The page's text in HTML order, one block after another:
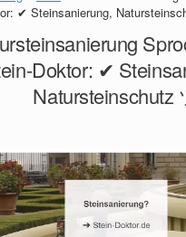
✔ Steinsanierung,
Doktor: ✔
Natursteinschutz